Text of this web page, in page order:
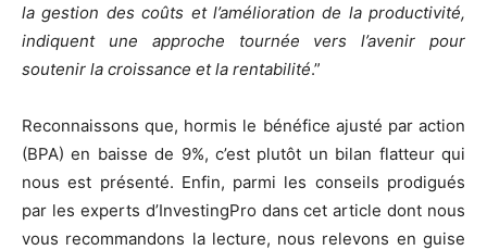
la gestion des coûts et l’amélioration de la productivité,
indiquent une approche tournée vers l’avenir pour
soutenir la croissance et la rentabilité.”
Reconnaissons que, hormis le bénéfice ajusté par action
(BPA) en baisse de 9%, c’est plutôt un bilan flatteur qui
nous est présenté. Enfin, parmi les conseils prodigués
par les experts d’InvestingPro dans cet article dont nous
vous recommandons la lecture, nous relevons en guise